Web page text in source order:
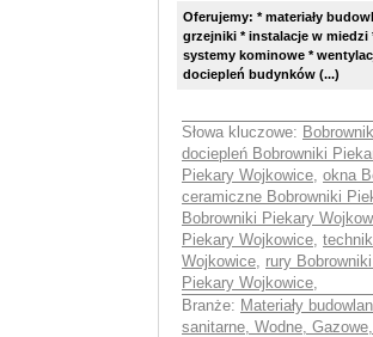
Oferujemy: * materiały
grzejniki * instalacje w miedzi
systemy kominowe *
dociepleń budynków (...)
Słowa kluczowe:
dociepleń Bobrowniki
Piekary Wojkowice, okna
ceramiczne Bobrowniki
Bobrowniki Piekary
Piekary Wojkowice,
Wojkowice, rury
Piekary Wojkowice,
Branże: Materiały
sanitarne, Wodne,